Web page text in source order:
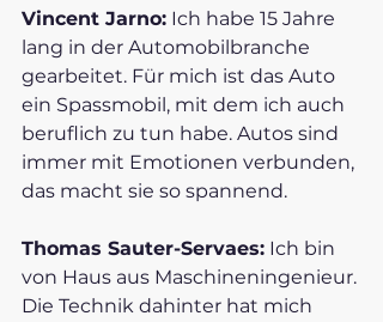
Vincent Jarno: Ich habe 15 Jahre
lang in der Automobilbranche
gearbeitet. Für mich ist das Auto
ein Spassmobil, mit dem ich auch
beruflich zu tun habe. Autos sind
immer mit Emotionen verbunden,
das macht sie so spannend.
Thomas Sauter-Servaes: Ich bin
von Haus aus Maschineningenieur.
Die Technik dahinter hat mich